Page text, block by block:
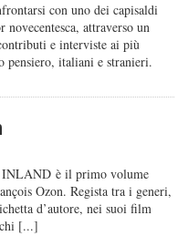
con uno dei capisaldi
attraverso un
e interviste ai più
pensiero, italiani e stranieri.
INLAND è il primo volume
Ozon. Regista tra i generi,
d’autore, nei suoi film
[...]